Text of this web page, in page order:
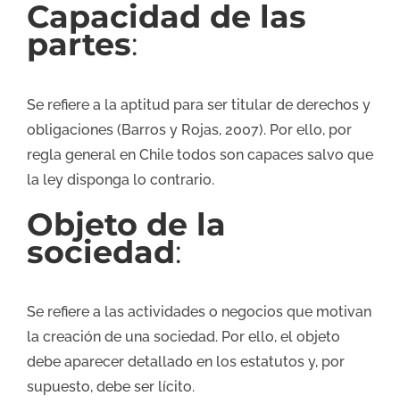
Capacidad de las
partes:
Se refiere a la aptitud para ser titular de derechos y
obligaciones (Barros y Rojas, 2007). Por ello, por
regla general en Chile todos son capaces salvo que
la ley disponga lo contrario.
Objeto de la
sociedad:
Se refiere a las actividades o negocios que motivan
la creación de una sociedad. Por ello, el objeto
debe aparecer detallado en los estatutos y, por
supuesto, debe ser lícito.